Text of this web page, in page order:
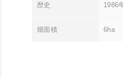
歴史 1986
畑面積 6ha